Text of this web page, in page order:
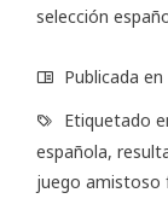
selección
Publicada en
Etiquetado
española,
juego amistoso